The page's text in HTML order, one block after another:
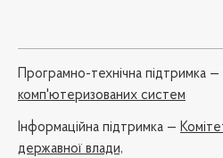
Програмно-технічна підтримка —
комп'ютеризованих систем
Iнформаційна підтримка —
державної влади,